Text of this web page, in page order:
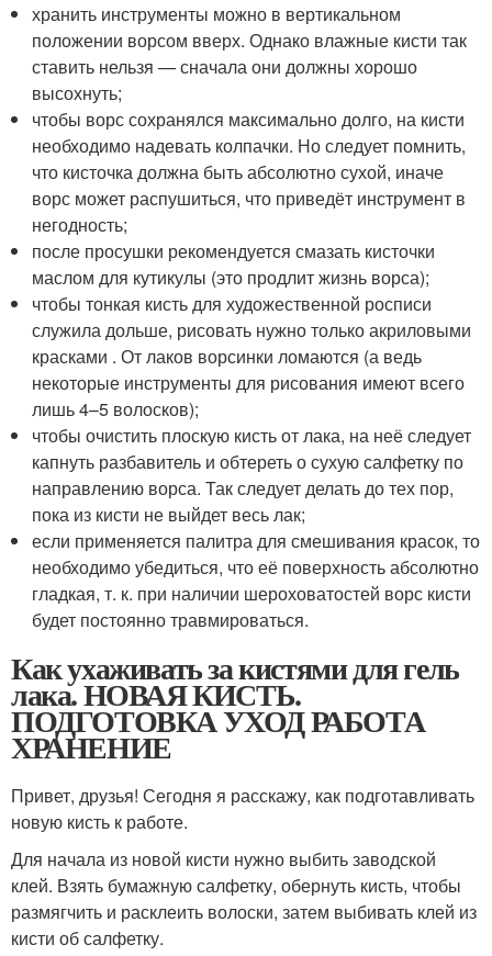
хранить инструменты можно в вертикальном
положении ворсом вверх. Однако влажные кисти так
ставить нельзя — сначала они должны хорошо
высохнуть;
чтобы ворс сохранялся максимально долго, на кисти
необходимо надевать колпачки. Но следует помнить,
что кисточка должна быть абсолютно сухой, иначе
ворс может распушиться, что приведёт инструмент в
негодность;
после просушки рекомендуется смазать кисточки
маслом для кутикулы (это продлит жизнь ворса);
чтобы тонкая кисть для художественной росписи
служила дольше, рисовать нужно только акриловыми
красками . От лаков ворсинки ломаются (а ведь
некоторые инструменты для рисования имеют всего
лишь 4–5 волосков);
чтобы очистить плоскую кисть от лака, на неё следует
капнуть разбавитель и обтереть о сухую салфетку по
направлению ворса. Так следует делать до тех пор,
пока из кисти не выйдет весь лак;
если применяется палитра для смешивания красок, то
необходимо убедиться, что её поверхность абсолютно
гладкая, т. к. при наличии шероховатостей ворс кисти
будет постоянно травмироваться.
Как ухаживать за кистями для гель
лака. НОВАЯ КИСТЬ.
ПОДГОТОВКА УХОД РАБОТА
ХРАНЕНИЕ
Привет, друзья! Сегодня я расскажу, как подготавливать
новую кисть к работе.
Для начала из новой кисти нужно выбить заводской
клей. Взять бумажную салфетку, обернуть кисть, чтобы
размягчить и расклеить волоски, затем выбивать клей из
кисти об салфетку.